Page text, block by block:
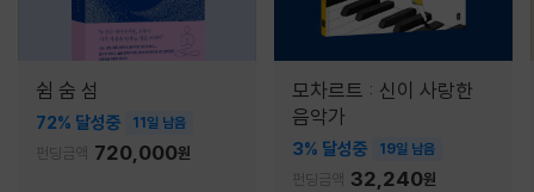
쉼 숨 섬
72% 달성중 11일 남음
펀딩금액 720,000원
모차르트 : 신이 사랑한
음악가
3% 달성중 19일 남음
펀딩금액 32,240원